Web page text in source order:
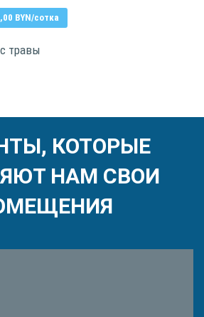
BYN/сотка
травы
КОТОРЫЕ
НАМ СВОИ